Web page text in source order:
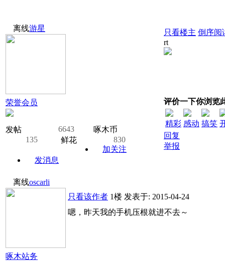
离线游星
荣誉会员
发帖 6643
啄木币
135
鲜花
830
加关注
发消息
只看楼主 倒序阅
rt
评价一下你浏览
精彩 感动 搞笑
回复
举报
离线oscarli
啄木站务
只看该作者 1楼 发表于: 2015-04-24
嗯，昨天我的手机压根就进不去～